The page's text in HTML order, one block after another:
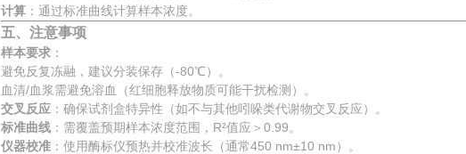
计算 ：通过标准曲线计算样本浓度。
五、注意事项
样本要求 ：
避免反复冻融，建议分装保存（-80℃）。
血清/血浆需避免溶血（红细胞释放物质可能干扰检测）。
交叉反应 ：确保试剂盒特异性（如不与其他吲哚类代谢物交叉反应）。
标准曲线 ：需覆盖预期样本浓度范围，R²值应＞0.99。
仪器校准 ：使用酶标仪预热并校准波长（通常450 nm±10 nm）。